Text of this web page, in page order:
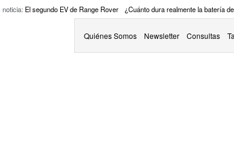
noticia: El segundo EV de Range Rover ¿Cuánto dura realmente la batería
Quiénes Somos Newsletter Consultas